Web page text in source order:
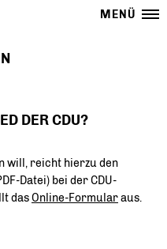
MENÜ
DER CDU?
will, reicht hierzu den
Datei) bei der CDU-
dasOnline-Formularaus.